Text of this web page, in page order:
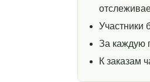
Участники
За каждую
К заказам